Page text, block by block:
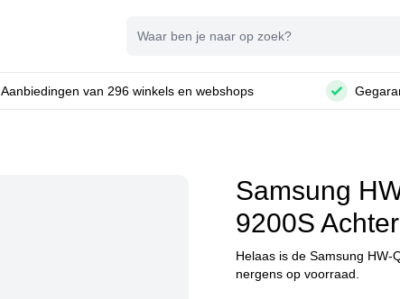
Aanbiedingen van 296 winkels en webshops
Samsung
9200S
Helaas is de Samsung HW-
nergens op voorraad.